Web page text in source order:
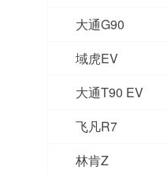
大通G90
域虎EV
大通T90 EV
飞凡R7
林肯Z